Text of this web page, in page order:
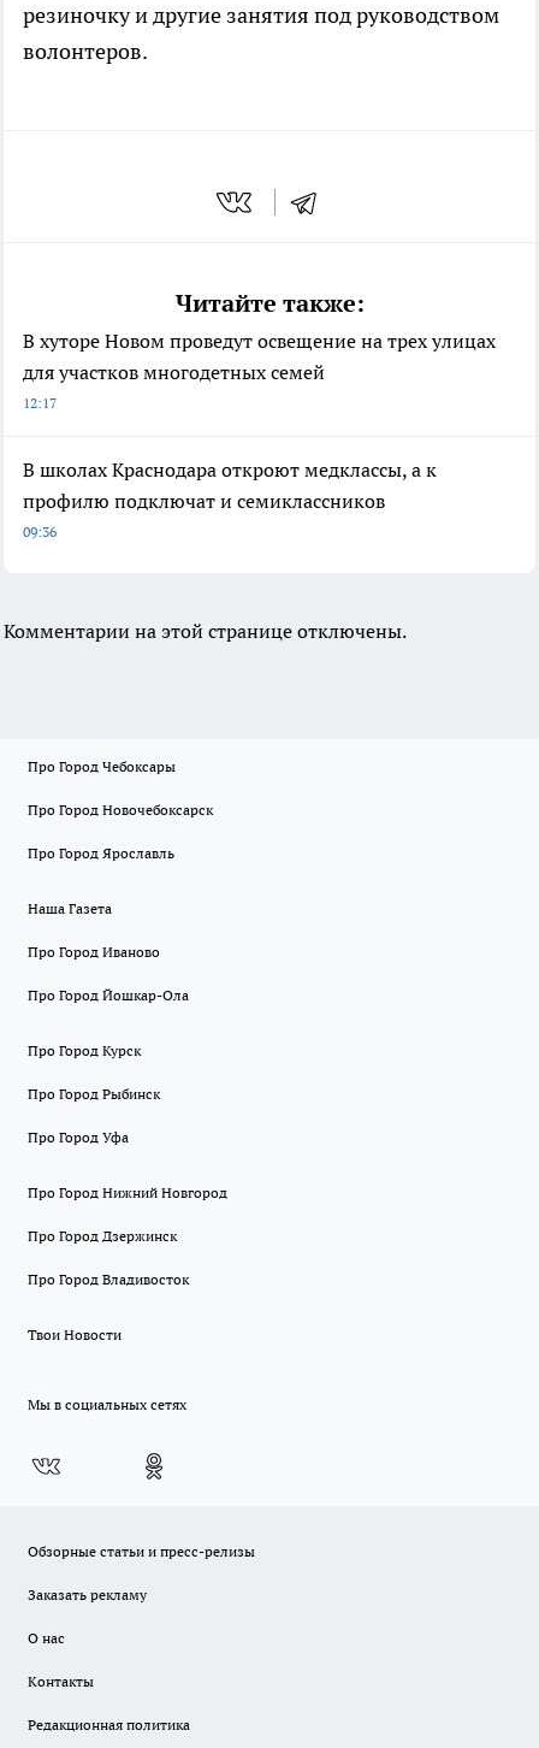
резиночку и другие занятия под руководством
волонтеров.
Читайте также:
В хуторе Новом проведут освещение на трех улицах
для участков многодетных семей
12:17
В школах Краснодара откроют медклассы, а к
профилю подключат и семиклассников
09:36
Комментарии на этой странице отключены.
Про Город Чебоксары
Про Город Новочебоксарск
Про Город Ярославль
Наша Газета
Про Город Иваново
Про Город Йошкар-Ола
Про Город Курск
Про Город Рыбинск
Про Город Уфа
Про Город Нижний Новгород
Про Город Дзержинск
Про Город Владивосток
Твои Новости
Мы в социальных сетях
Обзорные статьи и пресс-релизы
Заказать рекламу
О нас
Контакты
Редакционная политика